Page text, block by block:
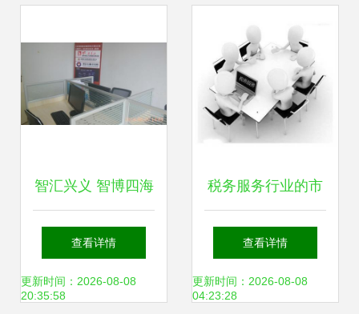
智汇兴义 智博四海
信息咨询的探索与
实践
查看详情
更新时间：2026-08-08
20:35:58
税务服务行业的市
场现状与信息咨询
服务的深度融合研
查看详情
更新时间：2026-08-08
04:23:28